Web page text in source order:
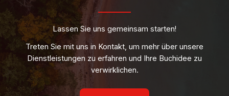
Lassen Sie uns gemeinsam starten!
Treten Sie mit uns in Kontakt, um mehr über unsere
Dienstleistungen zu erfahren und Ihre Buchidee zu
verwirklichen.